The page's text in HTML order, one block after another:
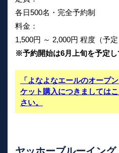
各日500名・完全予約制
料金：
1,500円 ～ 2,000円 程度（予定
※予約開始は6月上旬を予定し
「よなよなエールのオープ
ケット購入につきましては
さい。